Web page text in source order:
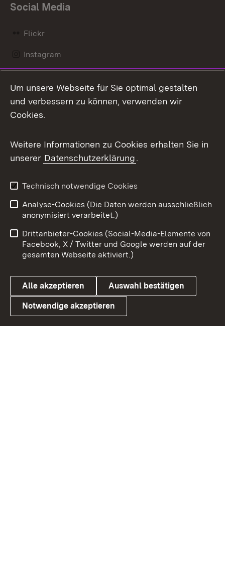
Social Media
Flickr
Instagram
Mastodon
Messenger
Social Wall
X / Twitter
Youtube
Link zum Landesportal
Benutzungshinweise
Barrierefreiheit
Datenschutz
Cookies
Um unsere Webseite für Sie optimal gestalten
und verbessern zu können, verwenden wir
Cookies.
Weitere Informationen zu Cookies erhalten Sie in
unserer Datenschutzerklärung.
Technisch notwendige Cookies
Analyse-Cookies (Die Daten werden ausschließlich
anonymisiert verarbeitet.)
Drittanbieter-Cookies (Social-Media-Elemente von
Facebook, X / Twitter und Google werden auf der
gesamten Webseite aktiviert.)
Alle akzeptieren Auswahl bestätigen
Notwendige akzeptieren